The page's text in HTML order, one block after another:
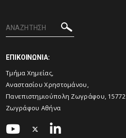
ΕΠΙΚΟΙΝΩΝΙΑ:
Τμήμα Χημείας,
Αναστασίου Χρηστομάνου,
Πανεπιστημιούπολη Ζωγράφου, 15772
Ζωγράφου Αθήνα